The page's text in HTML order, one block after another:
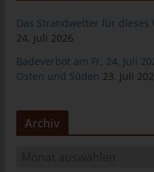
Das Strandwetter für dieses
24. Juli 2026
Badeverbot am Fr, 24. Juli
Osten und Süden 23. Juli
Archiv
Cookies
Die Internetseiten verwenden
Textdateien, welche über
Computersystem abgelegt und
Cookies enthalten eine
ist eine eindeutige Kennung